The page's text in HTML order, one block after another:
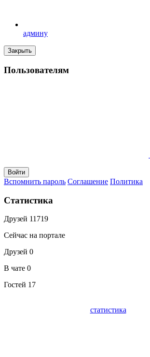
админу
Закрыть
Пользователям
Вспомнить пароль Соглашение Политика
Статистика
Друзей 11719
Сейчас на портале
Друзей 0
В чате 0
Гостей 17
статистика